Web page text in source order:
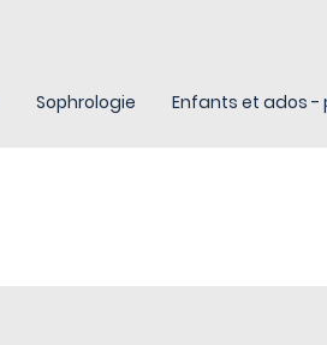
Sophrologie Enfants et ados -